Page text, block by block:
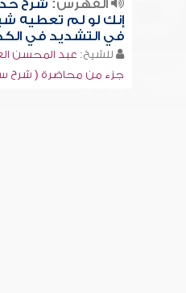
الفهرس: شرح
إنك لو لم تعطيه
في التشديد في
للشيخ: عبد المحسن
جزء من محاضرة ( شرح سنن